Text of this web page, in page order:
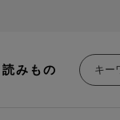
読みもの